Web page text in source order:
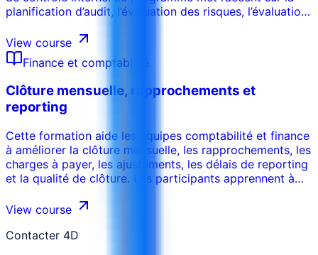
planification d’audit, l’évaluation des risques, l’évaluation
et les recommandations pratiques.
View course
Finance et comptabilité
Clôture mensuelle, rapprochements et
reporting
Cette formation aide les équipes comptabilité et finance
à améliorer la clôture mensuelle, les rapprochements, les
charges à payer, les ajustements, les délais de reporting
et la qualité de clôture. Les participants apprennent à
identifier les erreurs, résoudre les écarts et produire des
View course
Contacter 4D